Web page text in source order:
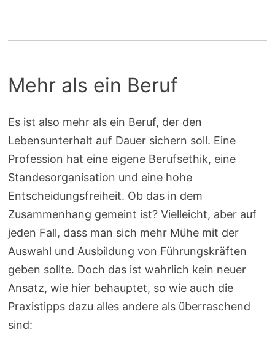
Mehr als ein Beruf
Es ist also mehr als ein Beruf, der den
Lebensunterhalt auf Dauer sichern soll. Eine
Profession hat eine eigene Berufsethik, eine
Standesorganisation und eine hohe
Entscheidungsfreiheit. Ob das in dem
Zusammenhang gemeint ist? Vielleicht, aber auf
jeden Fall, dass man sich mehr Mühe mit der
Auswahl und Ausbildung von Führungskräften
geben sollte. Doch das ist wahrlich kein neuer
Ansatz, wie hier behauptet, so wie auch die
Praxistipps dazu alles andere als überraschend
sind: